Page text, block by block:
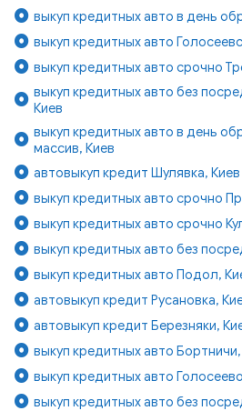
выкуп кредитных авто в день
выкуп кредитных авто
выкуп кредитных авто срочно
выкуп кредитных авто без
Киев
выкуп кредитных авто в день
массив, Киев
автовыкуп кредит Шулявка, Киев
выкуп кредитных авто срочно
выкуп кредитных авто срочно
выкуп кредитных авто без
выкуп кредитных авто Подол,
автовыкуп кредит Русановка,
автовыкуп кредит Березняки,
выкуп кредитных авто
выкуп кредитных авто
выкуп кредитных авто без